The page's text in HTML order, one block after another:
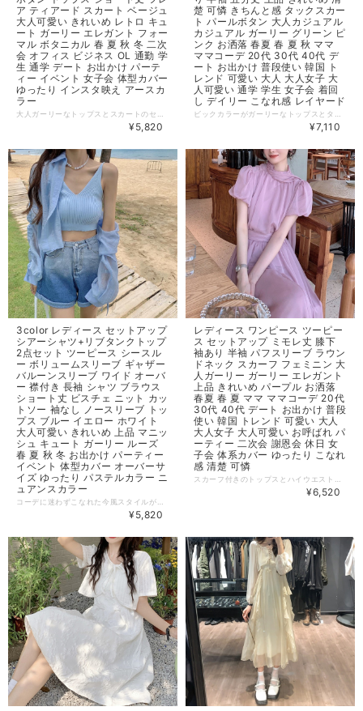
ア ティアード スカート ベージュ
大人可愛い きれいめ レトロ キュ
ート ガーリー エレガント フォー
マル ボタニカル 春 夏 秋 冬 二次
会 オフィス ビジネス OL 通勤 学
生 通学 デート お出かけ パーテ
ィー イベント 女子会 体型カバー
ゆったり インスタ映え アースカ
ラー
¥5,820
楚 可憐 きちんと感 タックスカー
ト パールボタン 大人カジュアル
カジュアル ガーリー グリーン ピ
ンク お洒落 春夏 春 夏 秋 ママ
ママコーデ 20代 30代 40代 デ
ート お出かけ 普段使い 韓国 ト
レンド 可愛い 大人 大人女子 大
人可愛い 通学 学生 女子会 着回
し デイリー こなれ感 レイヤード
¥7,110
3color レディース セットアップ
シアーシャツ+リブタンクトップ
2点セット ツーピース シースル
ー ボリュームスリーブ ギャザー
バルーンスリーブ ワイド オーバ
ー 襟付き 長袖 シャツ ブラウス
ショート丈 ビスチェ ニット カッ
トソー 袖なし ノースリーブ トッ
プス ブルー イエロー ホワイト
大人可愛い きれいめ 上品 マニッ
シュ キュート ガーリー ルーズ
春 夏 秋 冬 お出かけ パーティー
イベント 体型カバー オーバーサ
イズ ゆったり パステルカラー ニ
ュアンスカラー
¥5,820
レディース ワンピース ツーピー
ス セットアップ ミモレ丈 膝下
袖あり 半袖 パフスリーブ ラウン
ドネック スカーフ フェミニン 大
人ガーリー ガーリー エレガント
上品 きれいめ パープル お洒落
春夏 春 夏 ママ ママコーデ 20代
30代 40代 デート お出かけ 普段
使い 韓国 トレンド 可愛い 大人
大人女子 大人可愛い お呼ばれ パ
ーティー 二次会 謝恩会 休日 女
子会 体系カバー ゆったり こなれ
感 清楚 可憐
¥6,520